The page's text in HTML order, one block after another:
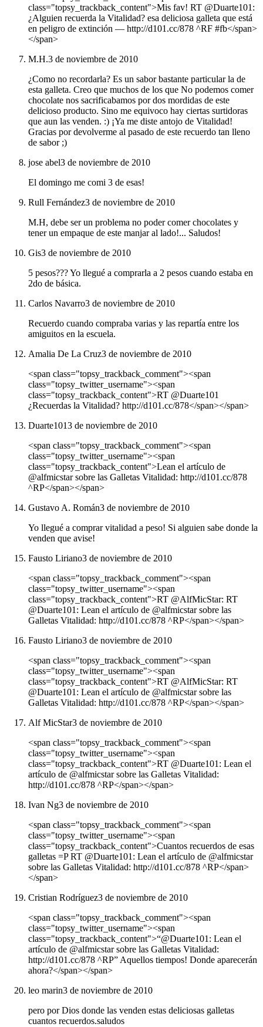
class="topsy_trackback_content">Mis fav! RT @Duarte101:
¿Alguien recuerda la Vitalidad? esa deliciosa galleta que está
en peligro de extinción ― http://d101.cc/878 ^RF #fb</span>
</span>
M.H.3 de noviembre de 2010
¿Como no recordarla? Es un sabor bastante particular la de
esta galleta. Creo que muchos de los que No podemos comer
chocolate nos sacrificabamos por dos mordidas de este
delicioso producto. Sino me equivoco hay ciertas surtidoras
que aun las venden. :) ¡Ya me diste antojo de Vitalidad!
Gracias por devolverme al pasado de este recuerdo tan lleno
de sabor ;)
jose abel3 de noviembre de 2010
El domingo me comi 3 de esas!
Rull Fernández3 de noviembre de 2010
M.H, debe ser un problema no poder comer chocolates y
tener un empaque de este manjar al lado!... Saludos!
Gis3 de noviembre de 2010
5 pesos??? Yo llegué a comprarla a 2 pesos cuando estaba en
2do de básica.
Carlos Navarro3 de noviembre de 2010
Recuerdo cuando compraba varias y las repartía entre los
amiguitos en la escuela.
Amalia De La Cruz3 de noviembre de 2010
<span class="topsy_trackback_comment"><span
class="topsy_twitter_username"><span
class="topsy_trackback_content">RT @Duarte101
¿Recuerdas la Vitalidad? http://d101.cc/878</span></span>
Duarte1013 de noviembre de 2010
<span class="topsy_trackback_comment"><span
class="topsy_twitter_username"><span
class="topsy_trackback_content">Lean el artículo de
@alfmicstar sobre las Galletas Vitalidad: http://d101.cc/878
^RP</span></span>
Gustavo A. Román3 de noviembre de 2010
Yo llegué a comprar vitalidad a peso! Si alguien sabe donde la
venden que avise!
Fausto Liriano3 de noviembre de 2010
<span class="topsy_trackback_comment"><span
class="topsy_twitter_username"><span
class="topsy_trackback_content">RT @AlfMicStar: RT
@Duarte101: Lean el artículo de @alfmicstar sobre las
Galletas Vitalidad: http://d101.cc/878 ^RP</span></span>
Fausto Liriano3 de noviembre de 2010
<span class="topsy_trackback_comment"><span
class="topsy_twitter_username"><span
class="topsy_trackback_content">RT @AlfMicStar: RT
@Duarte101: Lean el artículo de @alfmicstar sobre las
Galletas Vitalidad: http://d101.cc/878 ^RP</span></span>
Alf MicStar3 de noviembre de 2010
<span class="topsy_trackback_comment"><span
class="topsy_twitter_username"><span
class="topsy_trackback_content">RT @Duarte101: Lean el
artículo de @alfmicstar sobre las Galletas Vitalidad:
http://d101.cc/878 ^RP</span></span>
Ivan Ng3 de noviembre de 2010
<span class="topsy_trackback_comment"><span
class="topsy_twitter_username"><span
class="topsy_trackback_content">Cuantos recuerdos de esas
galletas =P RT @Duarte101: Lean el artículo de @alfmicstar
sobre las Galletas Vitalidad: http://d101.cc/878 ^RP</span>
</span>
Cristian Rodríguez3 de noviembre de 2010
<span class="topsy_trackback_comment"><span
class="topsy_twitter_username"><span
class="topsy_trackback_content">“@Duarte101: Lean el
artículo de @alfmicstar sobre las Galletas Vitalidad:
http://d101.cc/878 ^RP” Aquellos tiempos! Donde aparecerán
ahora?</span></span>
leo marin3 de noviembre de 2010
pero por Dios donde las venden estas deliciosas galletas
cuantos recuerdos.saludos